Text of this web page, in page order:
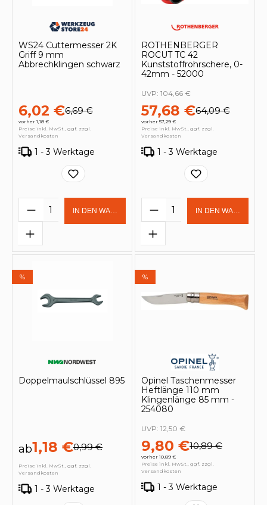
WS24 Cuttermesser 2K
Griff 9 mm
Abbrechklingen schwarz
6,02 €6,69 €
vorher 1,18 €
Preise inkl. MwSt., ggf. zzgl.
Versandkosten
1 - 3 Werktage
Produkt Anzahl: Gib den
IN DEN WARENKORB
ROTHENBERGER
ROCUT TC 42
Kunststoffrohrschere, 0-
42mm - 52000
57,68 €64,09 €
vorher 57,29 €
UVP: 104,66 €
Preise inkl. MwSt., ggf. zzgl.
Versandkosten
1 - 3 Werktage
Produkt Anzahl:
IN DEN
%
Doppelmaulschlüssel 895
ab1,18 €0,99 €
Preise inkl. MwSt., ggf. zzgl.
Versandkosten
1 - 3 Werktage
%
Opinel Taschenmesser
Heftlänge 110 mm
Klingenlänge 85 mm -
254080
9,80 €10,89 €
vorher 10,89 €
UVP: 12,50 €
Preise inkl. MwSt., ggf. zzgl.
Versandkosten
1 - 3 Werktage